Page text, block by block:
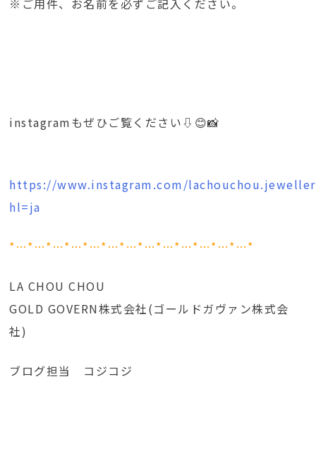
※ご用件、お名前を必ずご記入ください。
instagramもぜひご覧ください⇩😊📸
https://www.instagram.com/
hl=ja
*…*…*…*…*…*…*…*…*…*…*…*…*…*
LA CHOU CHOU
GOLD GOVERN株式会社(ゴールドガヴァン株式会
社)
ブログ担当 コジコジ